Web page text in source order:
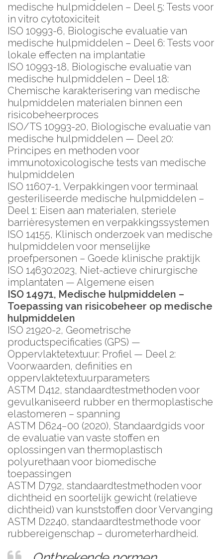
medische hulpmiddelen – Deel 5: Tests voor
in vitro cytotoxiciteit
ISO 10993-6, Biologische evaluatie van
medische hulpmiddelen – Deel 6: Tests voor
lokale effecten na implantatie
ISO 10993-18, Biologische evaluatie van
medische hulpmiddelen – Deel 18:
Chemische karakterisering van medische
hulpmiddelen materialen binnen een
risicobeheerproces
ISO/TS 10993-20, Biologische evaluatie van
medische hulpmiddelen — Deel 20:
Principes en methoden voor
immunotoxicologische tests van medische
hulpmiddelen
ISO 11607-1, Verpakkingen voor terminaal
gesteriliseerde medische hulpmiddelen –
Deel 1: Eisen aan materialen, steriele
barrièresystemen en verpakkingssystemen
ISO 14155, Klinisch onderzoek van medische
hulpmiddelen voor menselijke
proefpersonen – Goede klinische praktijk
ISO 14630:2023, Niet-actieve chirurgische
implantaten — Algemene eisen
ISO 14971, Medische hulpmiddelen –
Toepassing van risicobeheer op medische
hulpmiddelen
ISO 21920-2, Geometrische
productspecificaties (GPS) —
Oppervlaktetextuur: Profiel — Deel 2:
Voorwaarden, definities en
oppervlaktetextuurparameters
ASTM D412, standaardtestmethoden voor
gevulkaniseerd rubber en thermoplastische
elastomeren – spanning
ASTM D624−00 (2020), Standaardgids voor
de evaluatie van vaste stoffen en
oplossingen van thermoplastisch
polyurethaan voor biomedische
toepassingen
ASTM D792, standaardtestmethoden voor
dichtheid en soortelijk gewicht (relatieve
dichtheid) van kunststoffen door Vervanging
ASTM D2240, standaardtestmethode voor
rubbereigenschap – durometerhardheid.